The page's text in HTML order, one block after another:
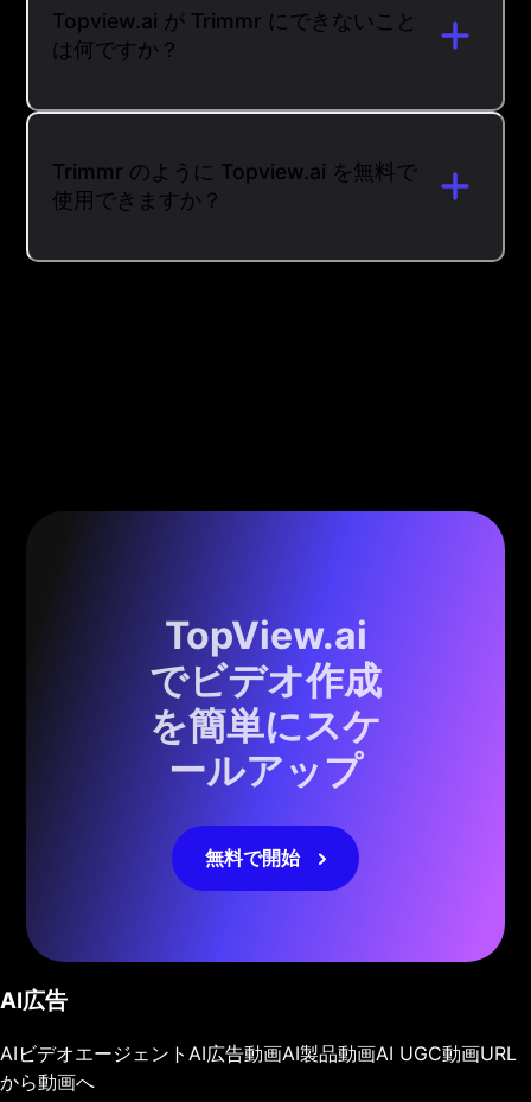
Topview.ai が Trimmr にできないこと
は何ですか？
Trimmr のように Topview.ai を無料で
使用できますか？
TopView.ai
でビデオ作成
を簡単にスケ
ールアップ
無料で開始
AI広告
AIビデオエージェント AI広告動画AI製品動画AI UGC動画URL
から動画へ